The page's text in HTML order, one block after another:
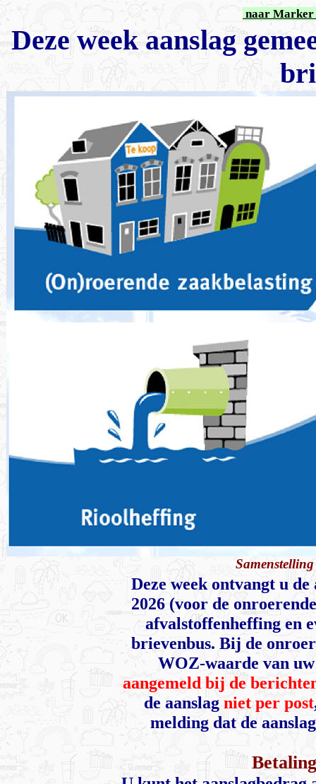
naar Marker
Deze week aanslag
Deze week ontvangt u
2026 (voor de
afvalstoffenheffing en
brievenbus. Bij de
WOZ-waarde van
aangemeld bij de
de aanslag niet per post
melding dat de